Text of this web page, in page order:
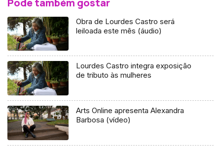
Obra de Lourdes Castro será
leiloada este mês (áudio)
Lourdes Castro integra exposição
de tributo às mulheres
Arts Online apresenta Alexandra
Barbosa (vídeo)